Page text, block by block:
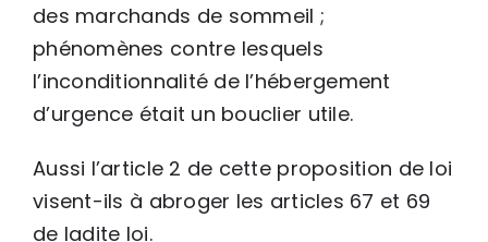
des marchands de sommeil ;
phénomènes contre lesquels
l’inconditionnalité de l’hébergement
d’urgence était un bouclier utile.
Aussi l’article 2 de cette proposition de loi
visent-ils à abroger les articles 67 et 69
de ladite loi.